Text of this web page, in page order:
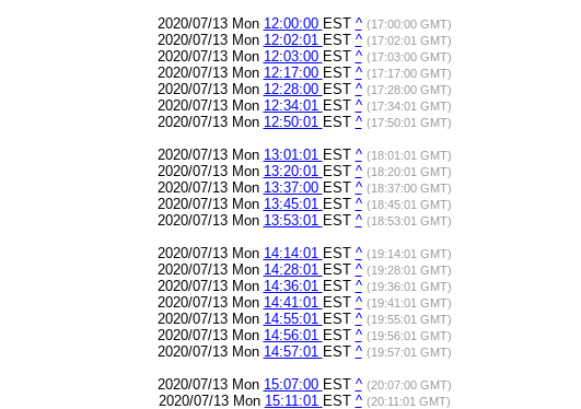
2020/07/13 Mon 12:00:00 EST ^ (17:00:00 GMT)
2020/07/13 Mon 12:02:01 EST ^ (17:02:01 GMT)
2020/07/13 Mon 12:03:00 EST ^ (17:03:00 GMT)
2020/07/13 Mon 12:17:00 EST ^ (17:17:00 GMT)
2020/07/13 Mon 12:28:00 EST ^ (17:28:00 GMT)
2020/07/13 Mon 12:34:01 EST ^ (17:34:01 GMT)
2020/07/13 Mon 12:50:01 EST ^ (17:50:01 GMT)
2020/07/13 Mon 13:01:01 EST ^ (18:01:01 GMT)
2020/07/13 Mon 13:20:01 EST ^ (18:20:01 GMT)
2020/07/13 Mon 13:37:00 EST ^ (18:37:00 GMT)
2020/07/13 Mon 13:45:01 EST ^ (18:45:01 GMT)
2020/07/13 Mon 13:53:01 EST ^ (18:53:01 GMT)
2020/07/13 Mon 14:14:01 EST ^ (19:14:01 GMT)
2020/07/13 Mon 14:28:01 EST ^ (19:28:01 GMT)
2020/07/13 Mon 14:36:01 EST ^ (19:36:01 GMT)
2020/07/13 Mon 14:41:01 EST ^ (19:41:01 GMT)
2020/07/13 Mon 14:55:01 EST ^ (19:55:01 GMT)
2020/07/13 Mon 14:56:01 EST ^ (19:56:01 GMT)
2020/07/13 Mon 14:57:01 EST ^ (19:57:01 GMT)
2020/07/13 Mon 15:07:00 EST ^ (20:07:00 GMT)
2020/07/13 Mon 15:11:01 EST ^ (20:11:01 GMT)